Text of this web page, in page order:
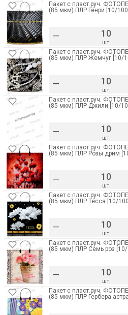
Пакет с пласт.руч.
(85 мкм) ПЛР Генри [10/100]
– шт.
Пакет с пласт.руч.
(85 мкм) ПЛР Жемчуг [10/
– шт.
Пакет с пласт.руч.
(85 мкм) ПЛР Джили [10/
– шт.
Пакет с пласт.руч.
(85 мкм) ПЛР Розы дрим
– шт.
Пакет с пласт.руч.
(85 мкм) ПЛР Тесса [10/100]
– шт.
Пакет с пласт.руч.
(85 мкм) ПЛР Семь роз [10/
– шт.
Пакет с пласт.руч.
(85 мкм) ПЛР Гербера